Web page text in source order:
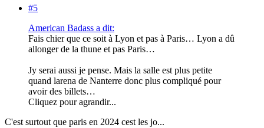
#5
American Badass a dit:
Fais chier que ce soit à Lyon et pas à Paris… Lyon a dû
allonger de la thune et pas Paris…
Jy serai aussi je pense. Mais la salle est plus petite
quand larena de Nanterre donc plus compliqué pour
avoir des billets…
Cliquez pour agrandir...
C'est surtout que paris en 2024 cest les jo...